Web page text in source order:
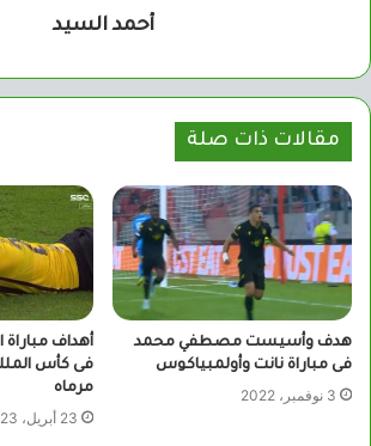
أحمد السيد
مقالات ذات صلة
هدف وأسيست مصطفي محمد
فى مباراة نانت وأولمبياكوس
3 نوفمبر، 2022
أهداف مباراة
فى كأس
مرماه
23 أبريل، 2023